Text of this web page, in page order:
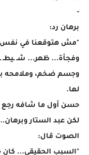
-
برهان رد:
"مش هتوقعنا في نفس
وفجأة... ظهر... شـ ـيطـ
وجسم ضخم، وملامحه
لها.
حسن أول ما شافه رجع
لكن عبد الستار
الصوت قال:
"السبب الحقيقي...